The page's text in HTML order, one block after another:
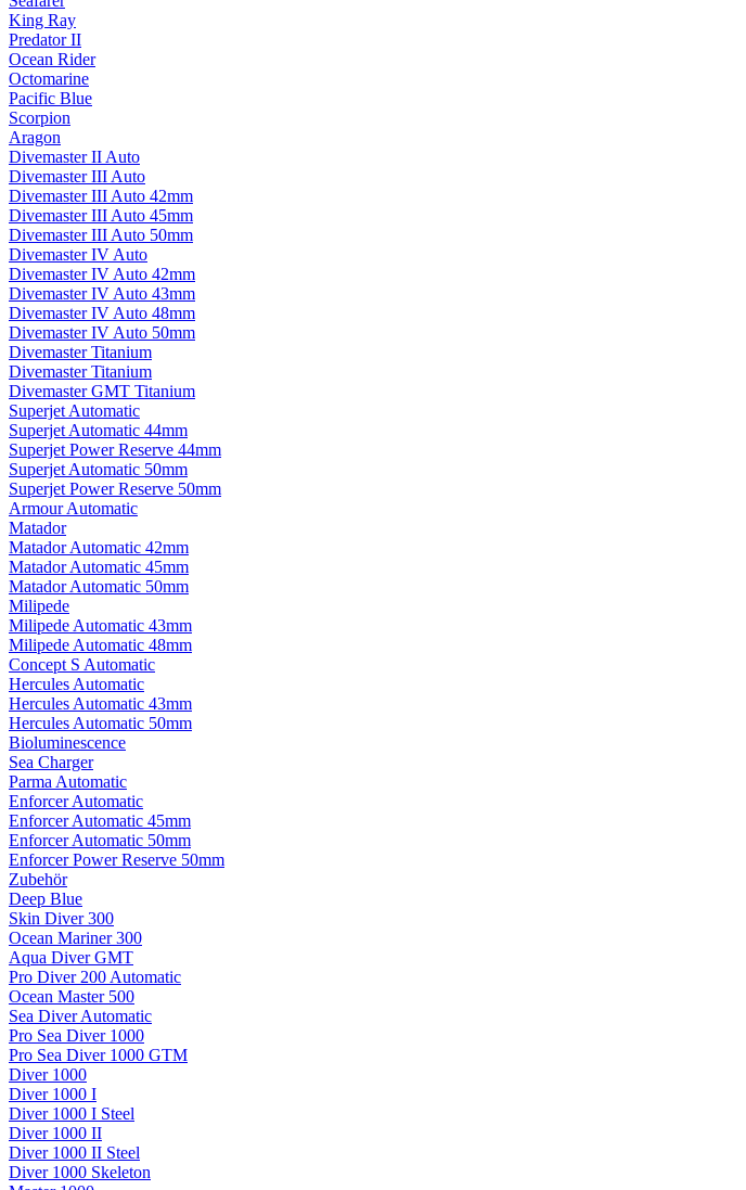
King Ray
Predator II
Ocean Rider
Octomarine
Pacific Blue
Scorpion
Aragon
Divemaster II Auto
Divemaster III Auto
Divemaster III Auto 42mm
Divemaster III Auto 45mm
Divemaster III Auto 50mm
Divemaster IV Auto
Divemaster IV Auto 42mm
Divemaster IV Auto 43mm
Divemaster IV Auto 48mm
Divemaster IV Auto 50mm
Divemaster Titanium
Divemaster Titanium
Divemaster GMT Titanium
Superjet Automatic
Superjet Automatic 44mm
Superjet Power Reserve 44mm
Superjet Automatic 50mm
Superjet Power Reserve 50mm
Armour Automatic
Matador
Matador Automatic 42mm
Matador Automatic 45mm
Matador Automatic 50mm
Milipede
Milipede Automatic 43mm
Milipede Automatic 48mm
Concept S Automatic
Hercules Automatic
Hercules Automatic 43mm
Hercules Automatic 50mm
Bioluminescence
Sea Charger
Parma Automatic
Enforcer Automatic
Enforcer Automatic 45mm
Enforcer Automatic 50mm
Enforcer Power Reserve 50mm
Zubehör
Deep Blue
Skin Diver 300
Ocean Mariner 300
Aqua Diver GMT
Pro Diver 200 Automatic
Ocean Master 500
Sea Diver Automatic
Pro Sea Diver 1000
Pro Sea Diver 1000 GTM
Diver 1000
Diver 1000 I
Diver 1000 I Steel
Diver 1000 II
Diver 1000 II Steel
Diver 1000 Skeleton